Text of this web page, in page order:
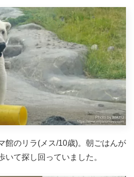
館のリラ(メス/10歳)。朝ごはんが
いて探し回っていました。